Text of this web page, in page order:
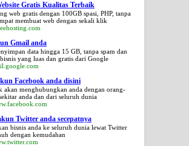
Gratis Kualitas Terbaik
web gratis dengan 100GB spasi, PHP, tanpa
membuat web dengan sekali klik
Gmail anda
data hingga 15 GB, tanpa spam dan
yang luas dan gratis dari Google
Facebook anda disini
akan menghubungkan anda dengan orang-
anda dan dari seluruh dunia
Twitter anda secepatnya
bisnis anda ke seluruh dunia lewat Twitter
dengan kemudahan